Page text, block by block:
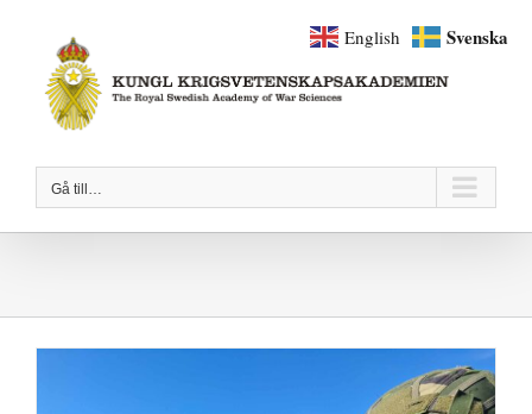
innehållet
Gå till…
English Svenska